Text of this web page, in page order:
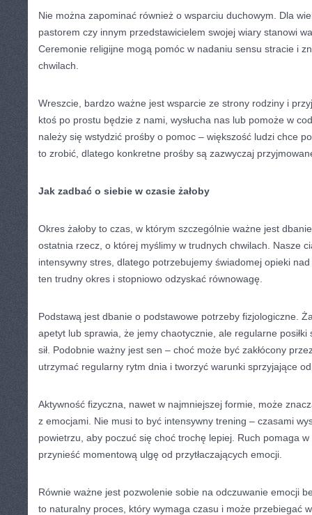
Nie można zapominać również o wsparciu duchowym. Dla
pastorem czy innym przedstawicielem swojej wiary stanowi
Ceremonie religijne mogą pomóc w nadaniu sensu stracie i
chwilach.
Wreszcie, bardzo ważne jest wsparcie ze strony rodziny i
ktoś po prostu będzie z nami, wysłucha nas lub pomoże w
należy się wstydzić prośby o pomoc – większość ludzi chce
to zrobić, dlatego konkretne prośby są zazwyczaj
Jak zadbać o siebie w czasie żałoby
Okres żałoby to czas, w którym szczególnie ważne jest
ostatnia rzecz, o której myślimy w trudnych chwilach. Nasze
intensywny stres, dlatego potrzebujemy świadomej opieki
ten trudny okres i stopniowo odzyskać równowagę.
Podstawą jest dbanie o podstawowe potrzeby fizjologiczne.
apetyt lub sprawia, że jemy chaotycznie, ale regularne
sił. Podobnie ważny jest sen – choć może być zakłócony
utrzymać regularny rytm dnia i tworzyć warunki sprzyjające
Aktywność fizyczna, nawet w najmniejszej formie, może
z emocjami. Nie musi to być intensywny trening – czasami
powietrzu, aby poczuć się choć trochę lepiej. Ruch pomaga
przynieść momentową ulgę od przytłaczających emocji.
Równie ważne jest pozwolenie sobie na odczuwanie emocji
to naturalny proces, który wymaga czasu i może przebiegać